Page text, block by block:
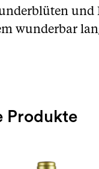
und
wunderbar
Produkte